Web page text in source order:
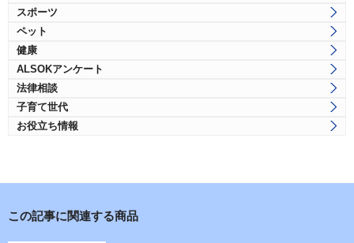
スポーツ
ペット
健康
ALSOKアンケート
法律相談
子育て世代
お役立ち情報
この記事に関連する商品